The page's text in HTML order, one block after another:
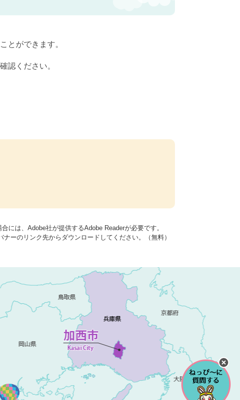
とができます。
認ください。
には、Adobe社が提供するAdobe Readerが必要です。
ーのリンク先からダウンロードしてください。（無料）